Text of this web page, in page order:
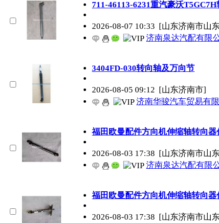
711-46113-6231重汽豪沃
2026-08-07 10:33 [山东济南市山
济南泉达汽配有限
3404FD-030转向轴及万向节
2026-08-05 09:12 [山东济南市]
济南华骏汽车贸易有
福田欧曼配件方向机伸缩轴转向
2026-08-03 17:38 [山东济南市山
济南泉达汽配有限
福田欧曼配件方向机伸缩轴转向
2026-08-03 17:38 [山东济南市山